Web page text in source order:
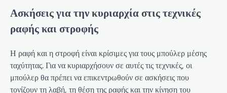
Ασκήσεις για την κυριαρχία στις τεχνικές
ραφής και στροφής
Η ραφή και η στροφή είναι κρίσιμες για τους μπούλερ μέσης
ταχύτητας. Για να κυριαρχήσουν σε αυτές τις τεχνικές, οι
μπούλερ θα πρέπει να επικεντρωθούν σε ασκήσεις που
τονίζουν τη λαβή, τη θέση της ραφής και την κίνηση του